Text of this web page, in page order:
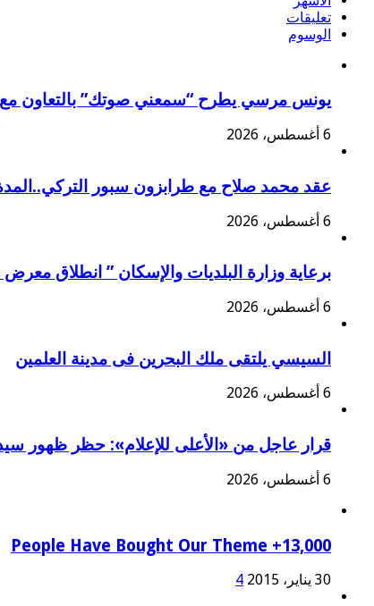
تعليقات
الوسوم
يونس مرسي يطرح “سمعني صوتك” بالتعاون مع
6 أغسطس، 2026
عقد محمد صلاح مع طرابزون سبور
6 أغسطس، 2026
برعاية وزارة البلديات والإسكان ” انطلاق
6 أغسطس، 2026
السيسي يلتقى ملك البحرين فى مدينة العلمين
6 أغسطس، 2026
قرار عاجل من «الأعلى للإعلام»: حظر ظهور
6 أغسطس، 2026
13,000+ People Have Bought Our Theme
30 يناير، 2015 4